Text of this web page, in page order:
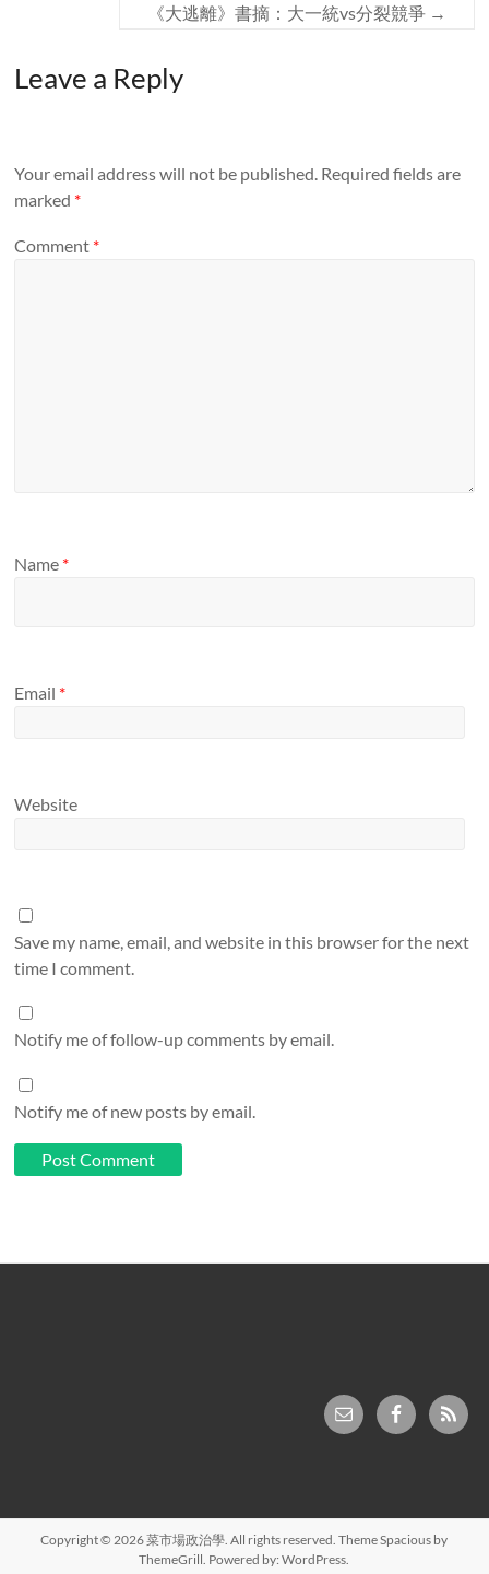
《大逃離》書摘：大一統vs分裂競爭 →
Leave a Reply
Your email address will not be published. Required fields are
marked *
Comment *
Name *
Email *
Website
Save my name, email, and website in this browser for the next
time I comment.
Notify me of follow-up comments by email.
Notify me of new posts by email.
Copyright © 2026菜市場政治學 . All rights reserved. ThemeSpacious by
ThemeGrill. Powered by:WordPress